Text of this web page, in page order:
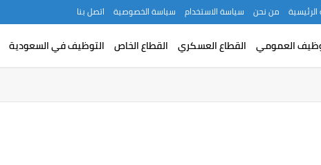
من نحن سياسة الاستخدام سياسة الخصوصية اتصل بنا
العمومي القطاع العسكري القطاع الخاص التوظيف في السعودية